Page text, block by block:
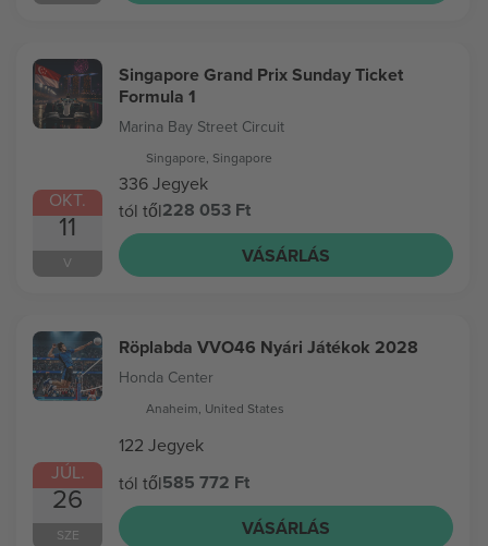
OKT.
11
V
Singapore Grand Prix Sunday Ticket
Formula 1
Marina Bay Street Circuit
Singapore, Singapore
336 Jegyek
tól től228 053 Ft
VÁSÁRLÁS
JÚL.
26
SZE
Röplabda VVO46 Nyári Játékok 2028
Honda Center
Anaheim, United States
122 Jegyek
tól től585 772 Ft
VÁSÁRLÁS